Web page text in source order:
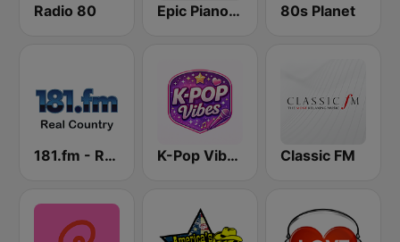
Radio 80 Epic Piano - ROMANTIC PIANO 80s Planet
181.fm - Real Country K-Pop Vibes Classic FM